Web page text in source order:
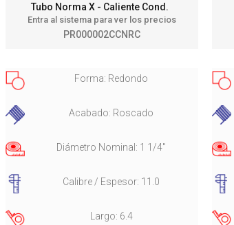
Tubo Norma X - Caliente Cond.
Entra al sistema para ver los precios
PR000002CCNRC
Forma: Redondo
Acabado: Roscado
Diámetro Nominal: 1 1/4"
Calibre / Espesor: 11.0
Largo: 6.4